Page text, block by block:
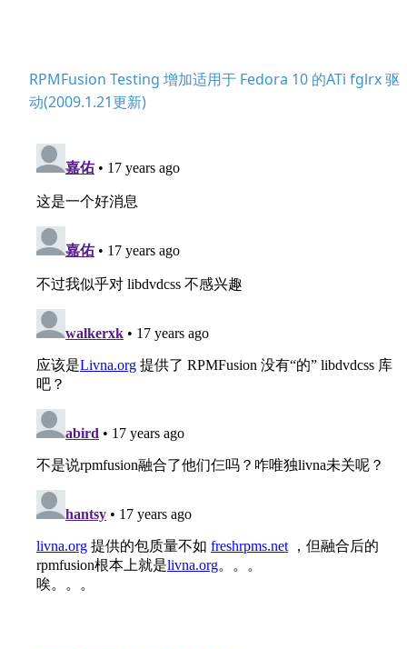
RPMFusion Testing 增加适用于 Fedora 10 的ATi fglrx 驱
动(2009.1.21更新)